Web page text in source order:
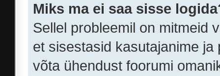
Miks ma ei saa sisse
Sellel probleemil on mitmeid
et sisestasid kasutajanime
võta ühendust foorumi